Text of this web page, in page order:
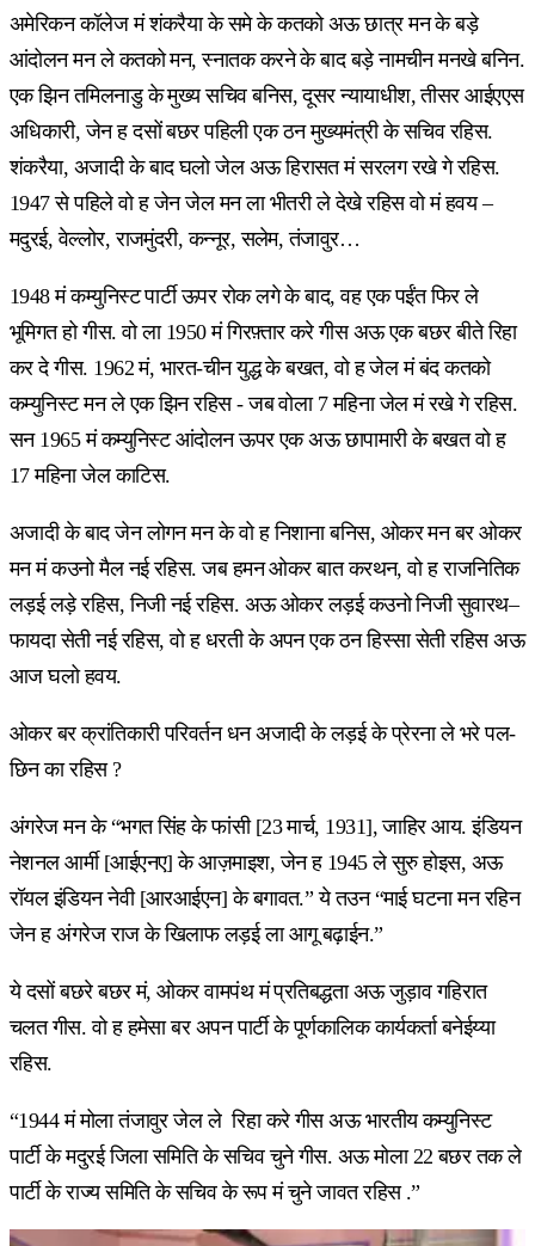
अमेरिकन कॉलेज मं शंकरैया के समे के कतको अऊ छात्र मन के बड़े
आंदोलन मन ले कतको मन, स्नातक करने के बाद बड़े नामचीन मनखे बनिन.
एक झिन तमिलनाडु के मुख्य सचिव बनिस, दूसर न्यायाधीश, तीसर आईएएस
अधिकारी, जेन ह दसों बछर पहिली एक ठन मुख्यमंत्री के सचिव रहिस.
शंकरैया, अजादी के बाद घलो जेल अऊ हिरासत मं सरलग रखे गे रहिस.
1947 से पहिले वो ह जेन जेल मन ला भीतरी ले देखे रहिस वो मं हवय –
मदुरई, वेल्लोर, राजमुंदरी, कन्नूर, सलेम, तंजावुर…
1948 मं कम्युनिस्ट पार्टी ऊपर रोक लगे के बाद, वह एक पईंत फिर ले
भूमिगत हो गीस. वो ला 1950 मं गिरफ़्तार करे गीस अऊ एक बछर बीते रिहा
कर दे गीस. 1962 मं, भारत-चीन युद्ध के बखत, वो ह जेल मं बंद कतको
कम्युनिस्ट मन ले एक झिन रहिस - जब वोला 7 महिना जेल मं रखे गे रहिस.
सन 1965 मं कम्युनिस्ट आंदोलन ऊपर एक अऊ छापामारी के बखत वो ह
17 महिना जेल काटिस.
अजादी के बाद जेन लोगन मन के वो ह निशाना बनिस, ओकर मन बर ओकर
मन मं कउनो मैल नई रहिस. जब हमन ओकर बात करथन, वो ह राजनितिक
लड़ई लड़े रहिस, निजी नई रहिस. अऊ ओकर लड़ई कउनो निजी सुवारथ–
फायदा सेती नई रहिस, वो ह धरती के अपन एक ठन हिस्सा सेती रहिस अऊ
आज घलो हवय.
ओकर बर क्रांतिकारी परिवर्तन धन अजादी के लड़ई के प्रेरना ले भरे पल-
छिन का रहिस ?
अंगरेज मन के “भगत सिंह के फांसी [23 मार्च, 1931], जाहिर आय. इंडियन
नेशनल आर्मी [आईएनए] के आज़माइश, जेन ह 1945 ले सुरु होइस, अऊ
रॉयल इंडियन नेवी [आरआईएन] के बगावत.” ये तउन “माई घटना मन रहिन
जेन ह अंगरेज राज के खिलाफ लड़ई ला आगू बढ़ाईन.”
ये दसों बछरे बछर मं, ओकर वामपंथ मं प्रतिबद्धता अऊ जुड़ाव गहिरात
चलत गीस. वो ह हमेसा बर अपन पार्टी के पूर्णकालिक कार्यकर्ता बनेईय्या
रहिस.
“1944 मं मोला तंजावुर जेल ले रिहा करे गीस अऊ भारतीय कम्युनिस्ट
पार्टी के मदुरई जिला समिति के सचिव चुने गीस. अऊ मोला 22 बछर तक ले
पार्टी के राज्य समिति के सचिव के रूप मं चुने जावत रहिस .”